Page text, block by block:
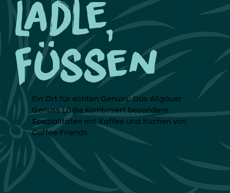
Lädle,
Füssen
Ein Ort für echten Genuss: Das Allgäuer
Genuss Lädle kombiniert besondere
Spezialitäten mit Kaffee und Kuchen von
Coffee Friends.